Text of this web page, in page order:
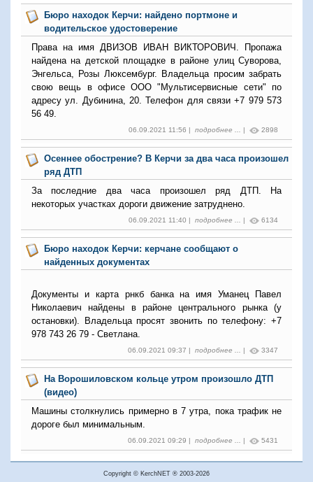
Бюро находок Керчи: найдено портмоне и
водительское удостоверение
Права на имя ДВИЗОВ ИВАН ВИКТОРОВИЧ. Пропажа
найдена на детской площадке в районе улиц Суворова,
Энгельса, Розы Люксембург. Владельца просим забрать
свою вещь в офисе ООО "Мультисервисные сети" по
адресу ул. Дубинина, 20. Телефон для связи +7 979 573
56 49.
06.09.2021 11:56 | подробнее ... | 2898
Осеннее обострение? В Керчи за два часа произошел
ряд ДТП
За последние два часа произошел ряд ДТП. На
некоторых участках дороги движение затруднено.
06.09.2021 11:40 | подробнее ... | 6134
Бюро находок Керчи: керчане сообщают о
найденных документах
Документы и карта рнкб банка на имя Уманец Павел
Николаевич найдены в районе центрального рынка (у
остановки). Владельца просят звонить по телефону: +7
978 743 26 79 - Светлана.
06.09.2021 09:37 | подробнее ... | 3347
На Ворошиловском кольце утром произошло ДТП
(видео)
Машины столкнулись примерно в 7 утра, пока трафик не
дороге был минимальным.
06.09.2021 09:29 | подробнее ... | 5431
Copyright © KerchNET ® 2003-2026